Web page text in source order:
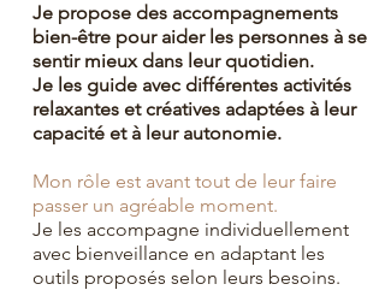
Je propose des accompagnements
bien-être pour aider les personnes à se
sentir mieux dans leur quotidien.
Je les guide avec différentes activités
relaxantes et créatives adaptées à leur
capacité et à leur autonomie.
Mon rôle est avant tout de leur faire
passer un agréable moment.
Je les accompagne individuellement
avec bienveillance en adaptant les
outils proposés selon leurs besoins.